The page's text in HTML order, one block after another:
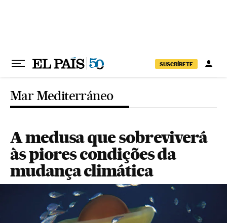
SUSCRÍBETE
Mar Mediterráneo
A medusa que sobreviverá
às piores condições da
mudança climática